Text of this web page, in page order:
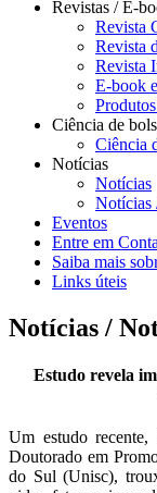
Revistas / E-
Revista
Revista
Revista
E-book
Ciência de
Ciência
Notícias
Notícias
Notícias
Eventos
Entre em
Saiba mais
Links úteis
Notícias /
Estudo revela
Um estudo recente,
Doutorado em
do Sul (Unisc),